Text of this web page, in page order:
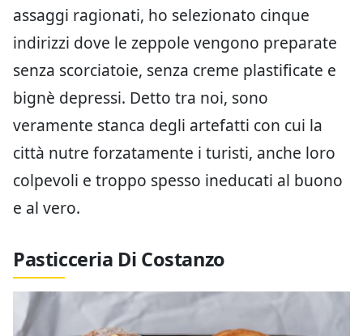
assaggi ragionati, ho selezionato cinque
indirizzi dove le zeppole vengono preparate
senza scorciatoie, senza creme plastificate e
bignè depressi. Detto tra noi, sono
veramente stanca degli artefatti con cui la
città nutre forzatamente i turisti, anche loro
colpevoli e troppo spesso ineducati al buono
e al vero.
Pasticceria Di Costanzo